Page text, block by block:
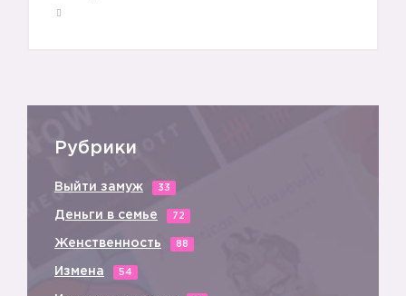
Рубрики
Выйти замуж 33
Деньги в семье 72
Женственность 88
Измена 54